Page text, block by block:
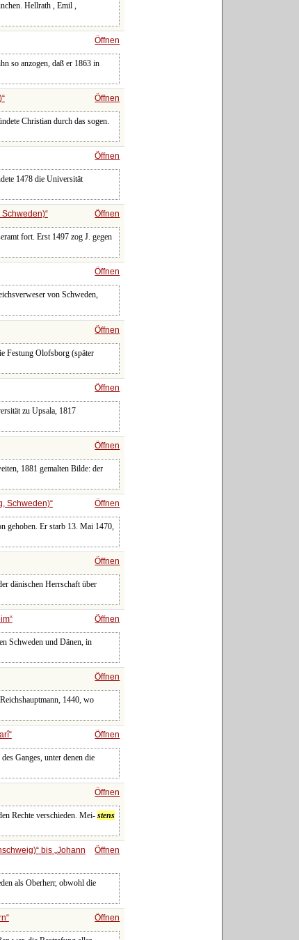
Hellrath , Emil ,
Öffnen
so anzogen, daß er 1863 in
Öffnen
Christian durch das sogen.
Öffnen
1478 die Universität
Schweden) Öffnen
fort. Erst 1497 zog J. gegen
Öffnen
von Schweden,
Öffnen
Festung Olofsborg (später
Öffnen
zu Upsala, 1817
Öffnen
1881 gemalten Bilde: der
Schweden) Öffnen
gehoben. Er starb 13. Mai 1470,
Öffnen
dänischen Herrschaft über
Öffnen
Schweden und Dänen, in
Öffnen
1440, wo
Öffnen
Ganges, unter denen die
Öffnen
Rechte verschieden. Mei-stens
bis Johann
Öffnen
als Oberherr, obwohl die
Öffnen